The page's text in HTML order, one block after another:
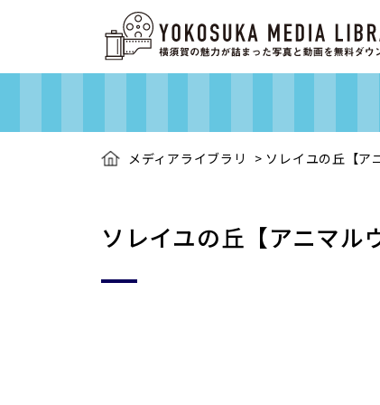
メディアライブラリ > ソレイユの丘【ア
ソレイユの丘【アニマル